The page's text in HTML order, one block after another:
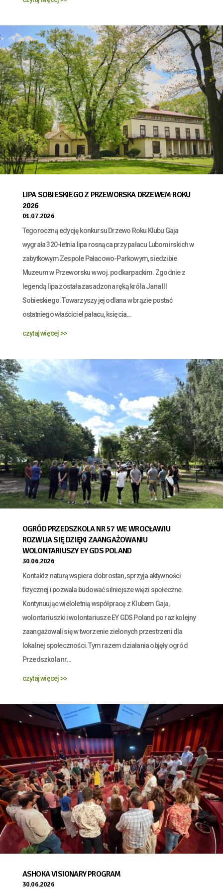
LIPA SOBIESKIEGO Z PRZEWORSKA DRZEWEM ROKU
2026
01.07.2026
Tegoroczną edycję konkursu Drzewo Roku Klubu Gaja
wygrała 320-letnia lipa rosnąca przy pałacu Lubomirskich w
zabytkowym Zespole Pałacowo-Parkowym, siedzibie
Muzeum w Przeworsku w woj. podkarpackim. Zgodnie z
legendą lipa została zasadzona ręką króla Jana III
Sobieskiego. Towarzyszy jej odlana w brązie postać
ostatniego właściciel pałacu, księcia...
czytaj więcej >>
OGRÓD PRZEDSZKOLA NR 57 WE WROCŁAWIU
ROZWIJA SIĘ DZIĘKI ZAANGAŻOWANIU
WOLONTARIUSZY EY GDS POLAND
30.06.2026
Kontakt z naturą wspiera dobrostan, sprzyja aktywności
fizycznej i pozwala budować silniejsze więzi społeczne.
Kontynuując wieloletnią współpracę z Klubem Gaja,
wolontariuszki i wolontariusze EY GDS Poland po raz kolejny
zaangażowali się w tworzenie zielonych przestrzeni dla
lokalnej społeczności. Tym razem działania objęły ogród
Przedszkola nr...
czytaj więcej >>
ASHOKA VISIONARY PROGRAM
30.06.2026